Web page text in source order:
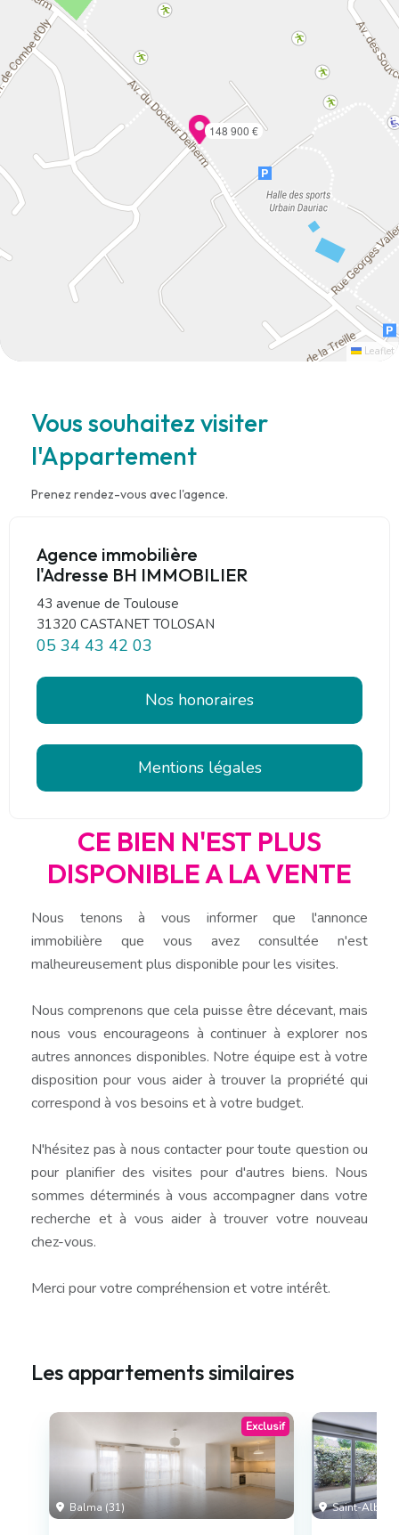
148 900 €
Leaflet
Vous souhaitez visiter
l'Appartement
Prenez rendez-vous avec l'agence.
Agence immobilière
l'Adresse BH IMMOBILIER
43 avenue de Toulouse
31320 CASTANET TOLOSAN
05 34 43 42 03
Nos honoraires
Mentions légales
CE BIEN N'EST PLUS
DISPONIBLE A LA VENTE
Nous tenons à vous informer que l'annonce
immobilière que vous avez consultée n'est
malheureusement plus disponible pour les visites.
Nous comprenons que cela puisse être décevant, mais
nous vous encourageons à continuer à explorer nos
autres annonces disponibles. Notre équipe est à votre
disposition pour vous aider à trouver la propriété qui
correspond à vos besoins et à votre budget.
N'hésitez pas à nous contacter pour toute question ou
pour planifier des visites pour d'autres biens. Nous
sommes déterminés à vous accompagner dans votre
recherche et à vous aider à trouver votre nouveau
chez-vous.
Merci pour votre compréhension et votre intérêt.
Les appartements similaires
Balma (31)
Exclusif
Saint-Alban